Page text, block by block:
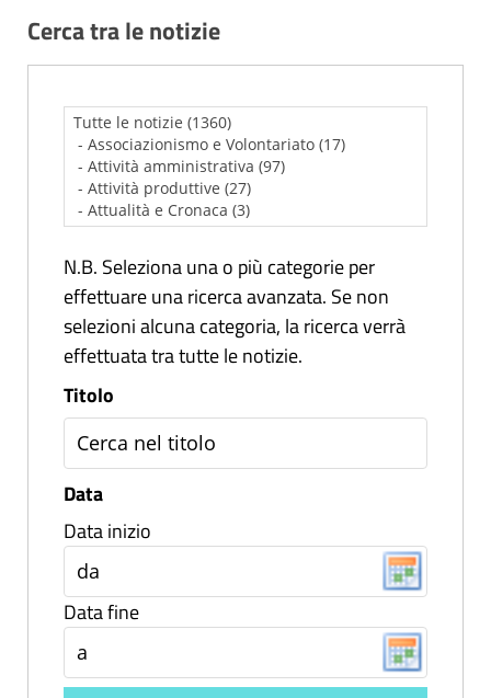
Cerca tra le notizie
N.B. Seleziona una o più categorie per
effettuare una ricerca avanzata. Se non
selezioni alcuna categoria, la ricerca verrà
effettuata tra tutte le notizie.
Titolo
Data
Data inizio
Data fine